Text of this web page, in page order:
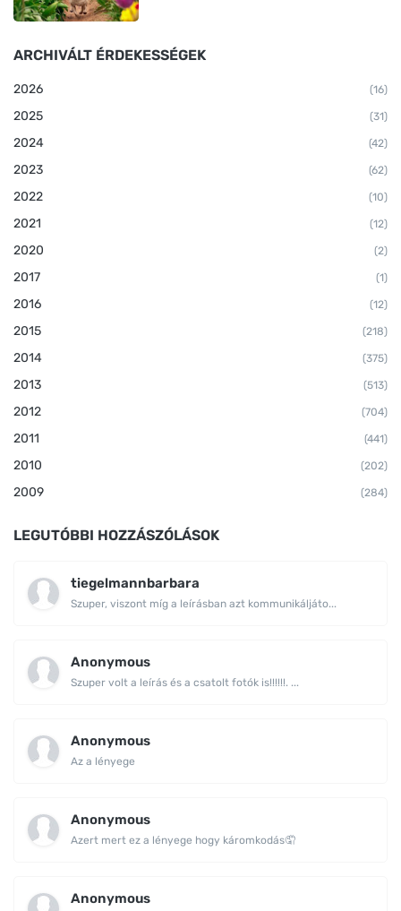
ARCHIVÁLT ÉRDEKESSÉGEK
2026 (16)
2025 (31)
2024 (42)
2023 (62)
2022 (10)
2021 (12)
2020 (2)
2017 (1)
2016 (12)
2015 (218)
2014 (375)
2013 (513)
2012 (704)
2011 (441)
2010 (202)
2009 (284)
LEGUTÓBBI HOZZÁSZÓLÁSOK
tiegelmannbarbara
Szuper, viszont míg a leírásban azt kommunikáljáto...
Anonymous
Szuper volt a leírás és a csatolt fotók is!!!!!!. ...
Anonymous
Az a lényege
Anonymous
Azert mert ez a lényege hogy káromkodás🤦
Anonymous